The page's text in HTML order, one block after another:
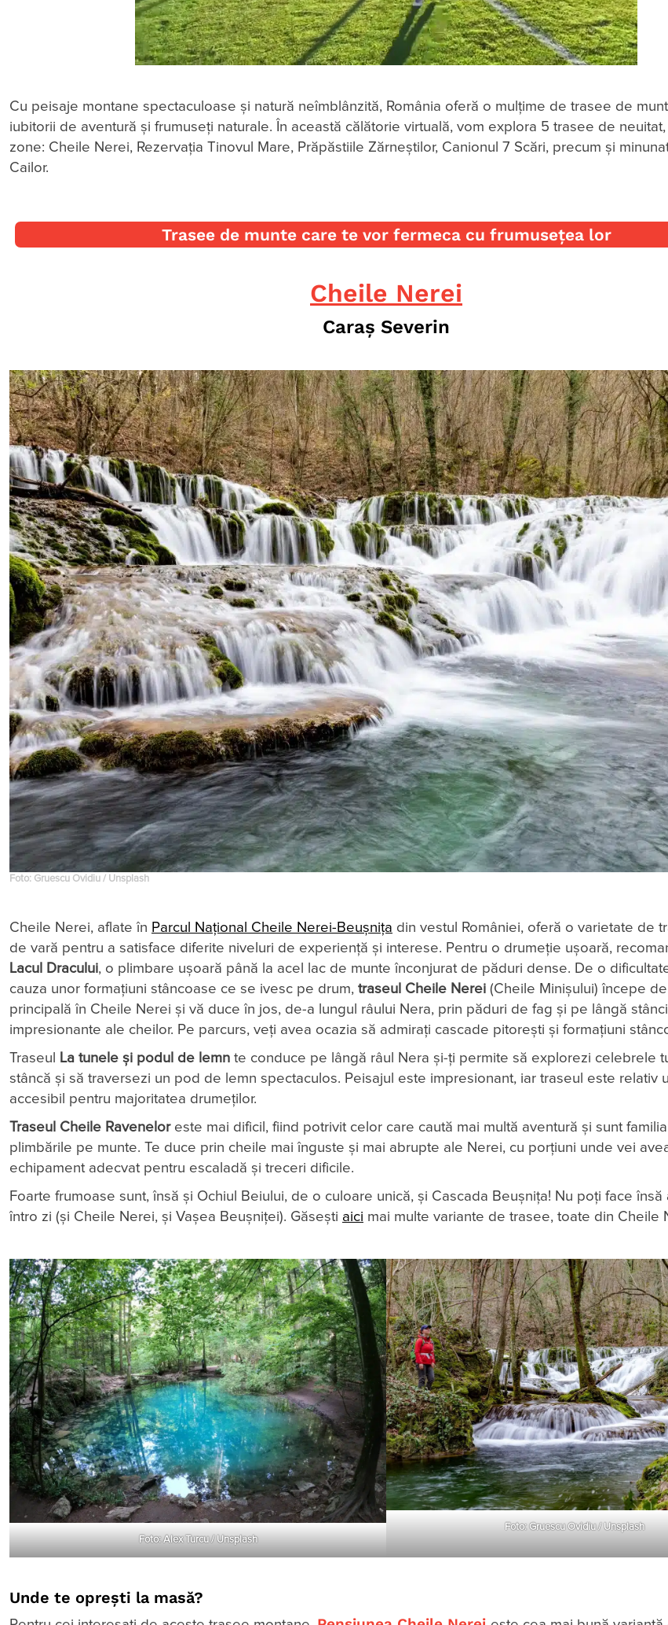
Cu peisaje montane spectaculoase și natură neîmblânzită, România oferă o mulțime de trasee de
iubitorii de aventură și frumuseți naturale. În această călătorie virtuală, vom explora 5 trasee de
zone: Cheile Nerei, Rezervația Tinovul Mare, Prăpăstiile Zărneștilor, Canionul 7 Scări, precum și
Cailor.
Trasee de munte care te vor fermeca cu frumusețea lor
Cheile Nerei
Caraș Severin
Foto: Gruescu Ovidiu / Unsplash
Cheile Nerei, aflate în Parcul Național Cheile Nerei-Beușnița din vestul României, oferă o varietate de
de vară pentru a satisface diferite niveluri de experiență și interese. Pentru o drumeție ușoară,
Lacul Dracului, o plimbare ușoară până la acel lac de munte înconjurat de păduri dense. De o
cauza unor formațiuni stâncoase ce se ivesc pe drum, traseul Cheile Nerei (Cheile Minișului) începe
principală în Cheile Nerei și vă duce în jos, de-a lungul râului Nera, prin păduri de fag și pe lângă
impresionante ale cheilor. Pe parcurs, veți avea ocazia să admirați cascade pitorești și formațiuni
Traseul
La tunele și podul de lemn te conduce pe lângă râul Nera și-ți permite să explorezi celebrele
stâncă și să traversezi un pod de lemn spectaculos. Peisajul este impresionant, iar traseul este relativ
accesibil pentru majoritatea drumeților.
Traseul Cheile Raveneloreste mai dificil, fiind potrivit celor care caută mai multă aventură și sunt
plimbările pe munte. Te duce prin cheile mai înguste și mai abrupte ale Nerei, cu porțiuni unde vei
echipament adecvat pentru escaladă și treceri dificile.
Foarte frumoase sunt, însă și Ochiul Beiului, de o culoare unică, și Cascada Beușnița! Nu poți face
întro zi (și Cheile Nerei, și Vașea Beușniței). Găsești aici mai multe variante de trasee, toate din Cheile
Foto: Alex Turcu / Unsplash
Foto: Gruescu Ovidiu / Unsplash
Unde te oprești la masă?